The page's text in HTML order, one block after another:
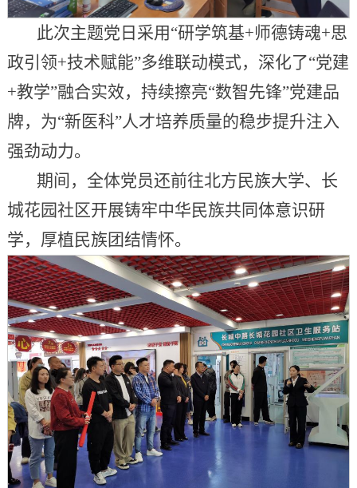
此次主题党日采用“研学筑基+师德铸魂+思
政引领+技术赋能”多维联动模式，深化了“党建
+教学”融合实效，持续擦亮“数智先锋”党建品
牌，为“新医科”人才培养质量的稳步提升注入
强劲动力。
期间，全体党员还前往北方民族大学、长
城花园社区开展铸牢中华民族共同体意识研
学，厚植民族团结情怀。